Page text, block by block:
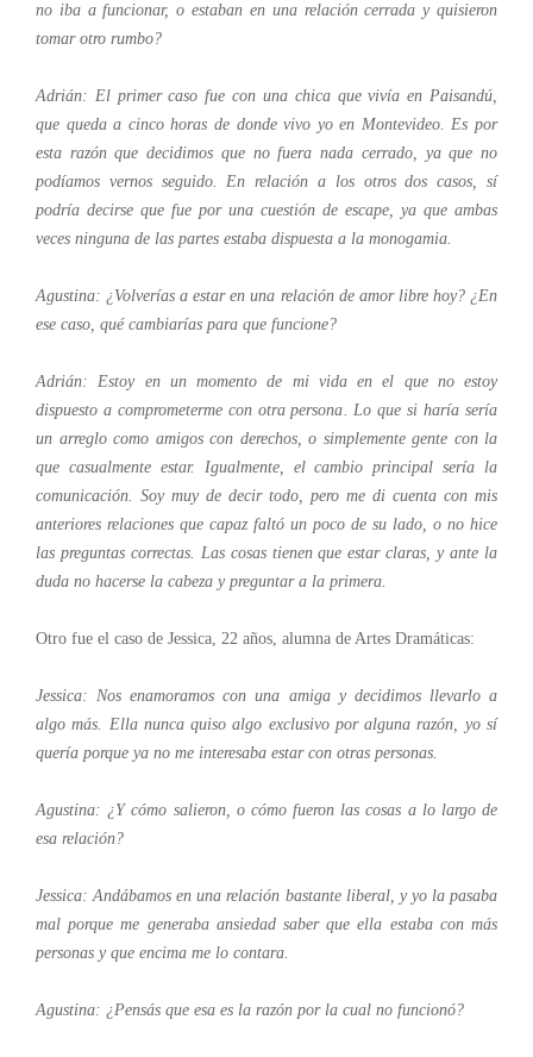
no iba a funcionar, o estaban en una relación cerrada y quisieron
tomar otro rumbo?
Adrián: El primer caso fue con una chica que vivía en Paisandú,
que queda a cinco horas de donde vivo yo en Montevideo. Es por
esta razón que decidimos que no fuera nada cerrado, ya que no
podíamos vernos seguido. En relación a los otros dos casos, sí
podría decirse que fue por una cuestión de escape, ya que ambas
veces ninguna de las partes estaba dispuesta a la monogamia.
Agustina: ¿Volverías a estar en una relación de amor libre hoy? ¿En
ese caso, qué cambiarías para que funcione?
Adrián: Estoy en un momento de mi vida en el que no estoy
dispuesto a comprometerme con otra persona. Lo que si haría sería
un arreglo como amigos con derechos, o simplemente gente con la
que casualmente estar. Igualmente, el cambio principal sería la
comunicación. Soy muy de decir todo, pero me di cuenta con mis
anteriores relaciones que capaz faltó un poco de su lado, o no hice
las preguntas correctas. Las cosas tienen que estar claras, y ante la
duda no hacerse la cabeza y preguntar a la primera.
Otro fue el caso de Jessica, 22 años, alumna de Artes Dramáticas:
Jessica: Nos enamoramos con una amiga y decidimos llevarlo a
algo más. Ella nunca quiso algo exclusivo por alguna razón, yo sí
quería porque ya no me interesaba estar con otras personas.
Agustina: ¿Y cómo salieron, o cómo fueron las cosas a lo largo de
esa relación?
Jessica: Andábamos en una relación bastante liberal, y yo la pasaba
mal porque me generaba ansiedad saber que ella estaba con más
personas y que encima me lo contara.
Agustina: ¿Pensás que esa es la razón por la cual no funcionó?